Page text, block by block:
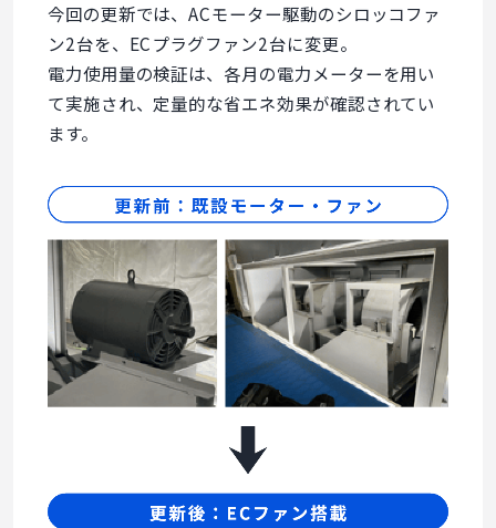
今回の更新では、ACモーター駆動のシロッコファ
ン2台を、ECプラグファン2台に変更。
電力使用量の検証は、各月の電力メーターを用い
て実施され、定量的な省エネ効果が確認されてい
ます。